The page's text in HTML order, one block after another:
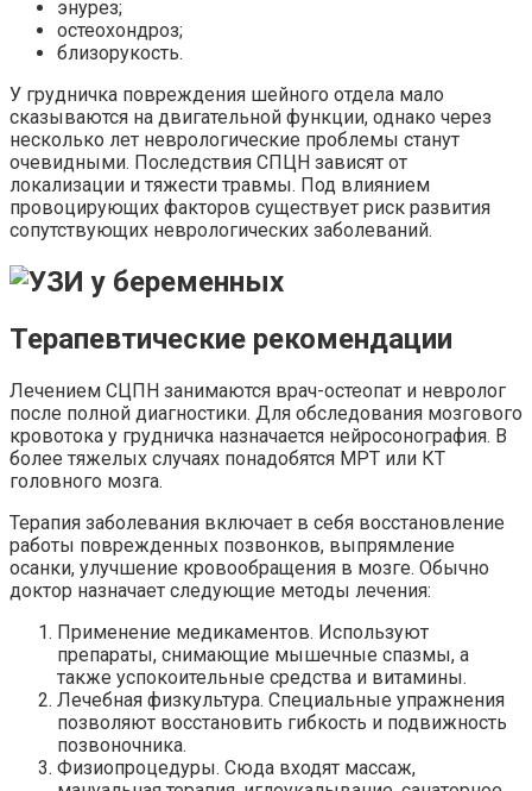
энурез;
остеохондроз;
близорукость.
У грудничка повреждения шейного отдела мало
сказываются на двигательной функции, однако через
несколько лет неврологические проблемы станут
очевидными. Последствия СПЦН зависят от
локализации и тяжести травмы. Под влиянием
провоцирующих факторов существует риск развития
сопутствующих неврологических заболеваний.
Терапевтические рекомендации
Лечением СЦПН занимаются врач-остеопат и невролог
после полной диагностики. Для обследования мозгового
кровотока у грудничка назначается нейросонография. В
более тяжелых случаях понадобятся МРТ или КТ
головного мозга.
Терапия заболевания включает в себя восстановление
работы поврежденных позвонков, выпрямление
осанки, улучшение кровообращения в мозге. Обычно
доктор назначает следующие методы лечения:
Применение медикаментов. Используют
препараты, снимающие мышечные спазмы, а
также успокоительные средства и витамины.
Лечебная физкультура. Специальные упражнения
позволяют восстановить гибкость и подвижность
позвоночника.
Физиопроцедуры. Сюда входят массаж,